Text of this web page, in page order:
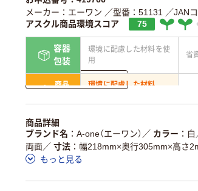
メーカー：エーワン ／型番：51131 ／JAN
アスクル商品環境スコア
75
容器
包装
環境に配慮した材料を使
用
省
商品
環境に配慮した材料
仕組
て
この商品の環境配慮ポイントです。詳しくは
ア詳細／加点項目
詳しく見る
商品詳細
ブランド名
A-one（エーワン） ／ カラー 白
両面／ 寸法
幅218mm×奥行305mm×高さ
もっと見る